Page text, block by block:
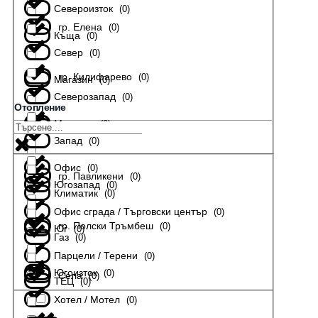
гр. Елена (0)
гр. Килифарево (0)
гр. Павликени (0)
гр. Полски Тръмбеш (0)
Села (0)
Къща (0)
Магазин (0)
Мезонет (0)
Офис (0)
Офис сграда / Търговски център (0)
Парцели / Терени (0)
Хотел / Мотел (0)
Североизток (0)
Север (0)
Северозапад (0)
Запад (0)
Югозапад (0)
Юг (0)
Югоизток (0)
Отопление
Климатик (0)
Газ (0)
ТЕЦ (0)